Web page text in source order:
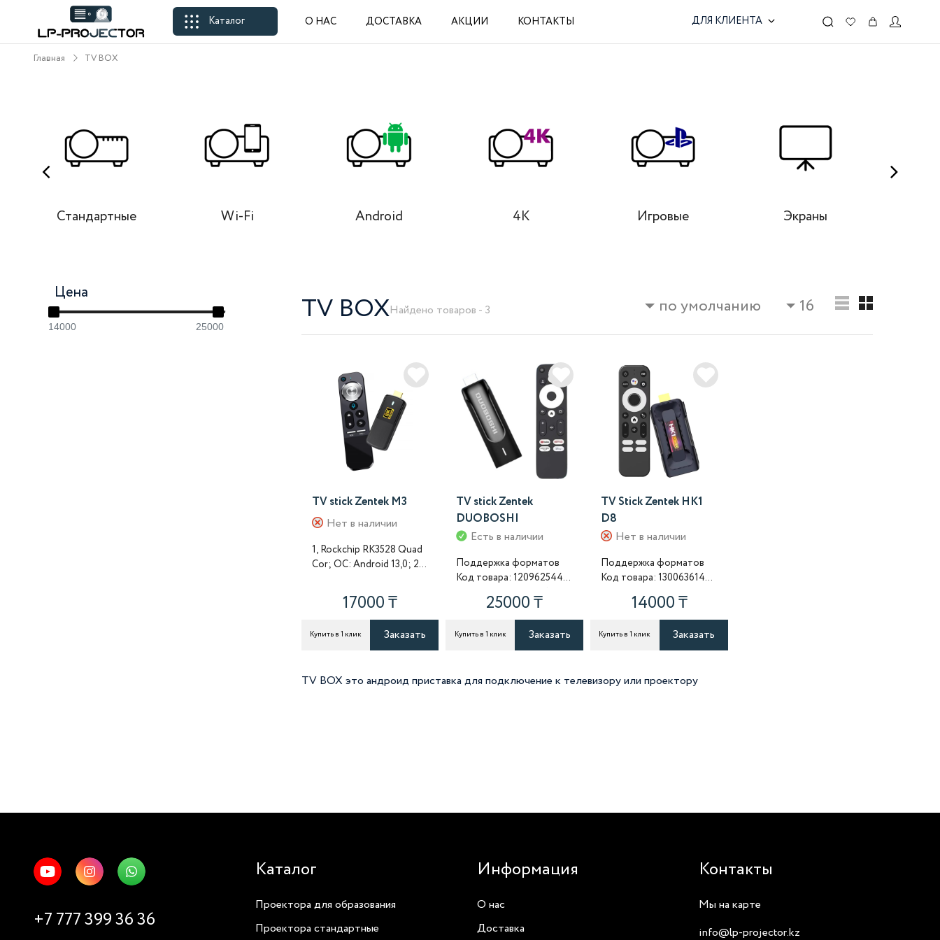
Каталог О НАС ДОСТАВКА АКЦИИ КОНТАКТЫ ДЛЯ КЛИЕНТА
Главная TV BOX
Стандартные Wi-Fi Android 4K Игровые Экраны
Цена
14000 25000 TV BOXНайдено товаров - 3 по умолчанию 16
TV stick Zentek M3
Нет в наличии
1, Rockchip RK3528 Quad
Cor; ОС: Android 13,0; 2,
ГБ eMMC 16ГБ; 3, под..
17000 ₸
Купить в 1 клик Заказать
TV stick Zentek
DUOBOSHI
Есть в наличии
Поддержка форматов
Код товара: 120962544
25000 ₸
Купить в 1 клик Заказать
TV Stick Zentek HK1
D8
Нет в наличии
Поддержка форматов
Код товара: 130063614
14000 ₸
Купить в 1 клик Заказать
TV BOX это андроид приставка для подключение к телевизору или проектору
+7 777 399 36 36
Каталог
Проектора для образования
Проектора стандартные
Информация
О нас
Доставка
Контакты
Мы на карте
info@lp-projector.kz